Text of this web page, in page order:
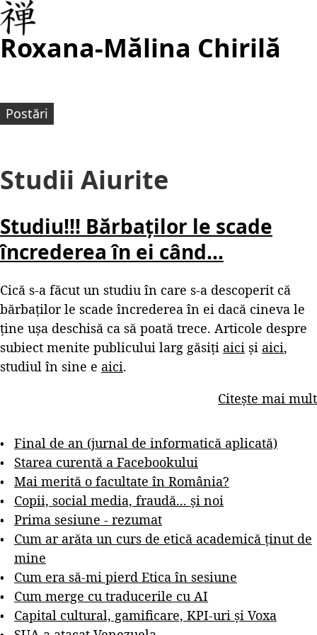
Roxana-Mălina Chirilă
Postări
Studii Aiurite
Studiu!!! Bărbaților le scade
încrederea în ei când…
Cică s-a făcut un studiu în care s-a descoperit că
bărbaților le scade încrederea în ei dacă cineva le
ține ușa deschisă ca să poată trece. Articole despre
subiect menite publicului larg găsiți aici și aici,
studiul în sine e aici.
Citește mai mult
Final de an (jurnal de informatică aplicată)
Starea curentă a Facebookului
Mai merită o facultate în România?
Copii, social media, fraudă... și noi
Prima sesiune - rezumat
Cum ar arăta un curs de etică academică ținut de
mine
Cum era să-mi pierd Etica în sesiune
Cum merge cu traducerile cu AI
Capital cultural, gamificare, KPI-uri și Voxa